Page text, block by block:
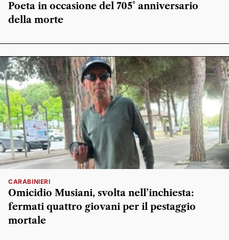
Poeta in occasione del 705° anniversario
della morte
CARABINIERI
Omicidio Musiani, svolta nell’inchiesta:
fermati quattro giovani per il pestaggio
mortale